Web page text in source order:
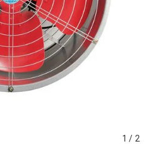
1 / 2